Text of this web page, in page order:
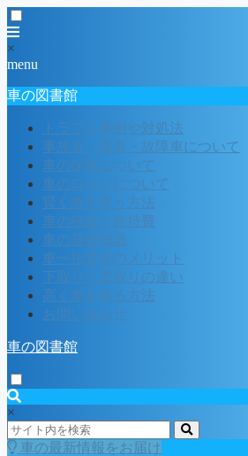
×
menu
車の図書館
トラブル事例や対処法
事故車・廃車・故障車について
車の保険について
車のローンについて
賢く車を買う方法
車の税金と維持費
車の基礎知識
車一括査定のメリット
下取りと買取りの違い
高く車を売る方法
お問い合わせ
車の図書館
×
車の最新情報をお届け